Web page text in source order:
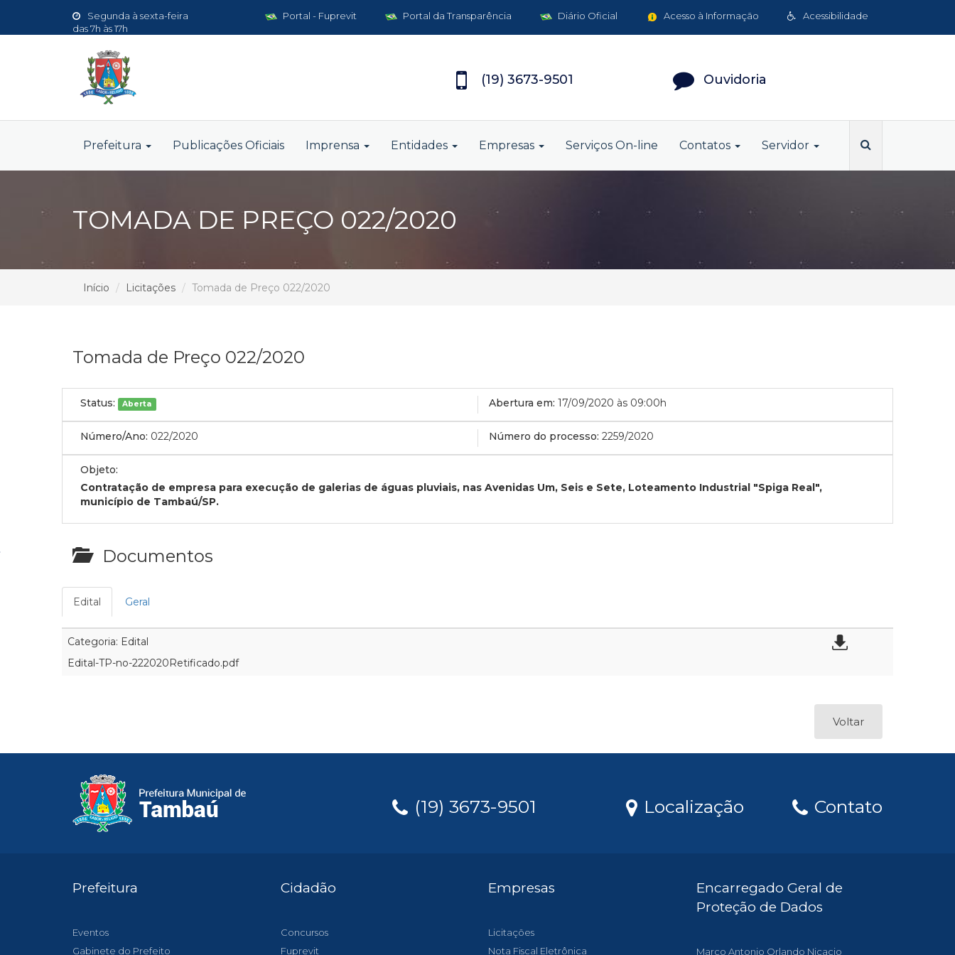
Segunda à sexta-feira
das 7h às 17h
Acessibilidade
Acesso à Informação
Diário Oficial
Portal da Transparência
Portal - Fuprevit
(19) 3673-9501 Ouvidoria
Prefeitura Publicações Oficiais Imprensa Entidades Empresas Serviços On-line Contatos Servidor
TOMADA DE PREÇO 022/2020
Início Licitações Tomada de Preço 022/2020
Tomada de Preço 022/2020
Status: Aberta Abertura em: 17/09/2020 às 09:00h
Número/Ano: 022/2020 Número do processo: 2259/2020
Objeto:
Contratação de empresa para execução de galerias de águas pluviais, nas Avenidas Um, Seis e Sete, Loteamento Industrial "Spiga Real",
município de Tambaú/SP.
Documentos
Edital Geral
Categoria: Edital
Edital-TP-no-222020Retificado.pdf
Voltar
(19) 3673-9501 Localização Contato
Prefeitura
Eventos
Gabinete do Prefeito
Cidadão
Concursos
Fuprevit
Empresas
Licitações
Nota Fiscal Eletrônica
Encarregado Geral de
Proteção de Dados
Marco Antonio Orlando Nicacio